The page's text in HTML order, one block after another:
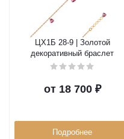
ЦХ1Б 28-9 | Золотой
декоративный браслет
от 18 700 ₽
Подробнее